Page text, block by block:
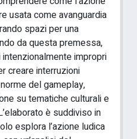
usata come avanguardia
spazi per una
da questa premessa,
intenzionalmente impropri
creare interruzioni
del gameplay,
su tematiche culturali e
è suddiviso in
esplora l’azione ludica